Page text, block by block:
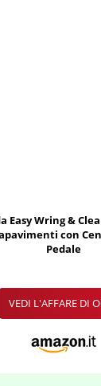
Easy Wring &
con
Pedale
VEDI L'AFFARE DI